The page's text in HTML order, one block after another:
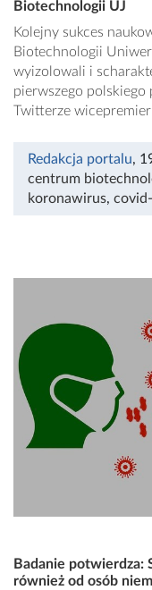
Biotechnologii UJ
Kolejny sukces
Biotechnologii
wyizolowali i
pierwszego polskiego
Twitterze
Redakcja portalu,
centrum
koronawirus,
Badanie potwierdza:
również od osób